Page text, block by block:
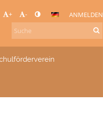
+ - ANMELDEN